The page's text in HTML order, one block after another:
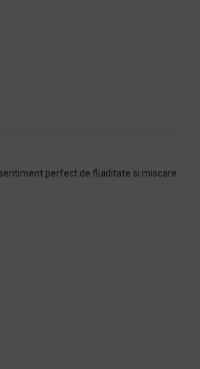
perfect de fluiditate si miscare